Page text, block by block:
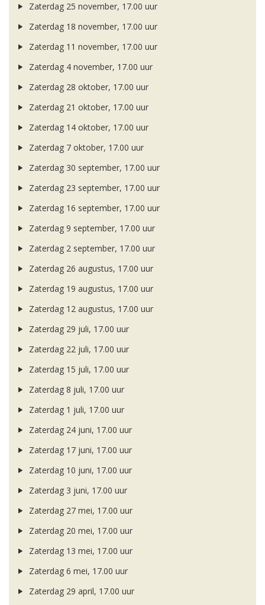
Zaterdag 25 november, 17.00 uur
Zaterdag 18 november, 17.00 uur
Zaterdag 11 november, 17.00 uur
Zaterdag 4 november, 17.00 uur
Zaterdag 28 oktober, 17.00 uur
Zaterdag 21 oktober, 17.00 uur
Zaterdag 14 oktober, 17.00 uur
Zaterdag 7 oktober, 17.00 uur
Zaterdag 30 september, 17.00 uur
Zaterdag 23 september, 17.00 uur
Zaterdag 16 september, 17.00 uur
Zaterdag 9 september, 17.00 uur
Zaterdag 2 september, 17.00 uur
Zaterdag 26 augustus, 17.00 uur
Zaterdag 19 augustus, 17.00 uur
Zaterdag 12 augustus, 17.00 uur
Zaterdag 29 juli, 17.00 uur
Zaterdag 22 juli, 17.00 uur
Zaterdag 15 juli, 17.00 uur
Zaterdag 8 juli, 17.00 uur
Zaterdag 1 juli, 17.00 uur
Zaterdag 24 juni, 17.00 uur
Zaterdag 17 juni, 17.00 uur
Zaterdag 10 juni, 17.00 uur
Zaterdag 3 juni, 17.00 uur
Zaterdag 27 mei, 17.00 uur
Zaterdag 20 mei, 17.00 uur
Zaterdag 13 mei, 17.00 uur
Zaterdag 6 mei, 17.00 uur
Zaterdag 29 april, 17.00 uur